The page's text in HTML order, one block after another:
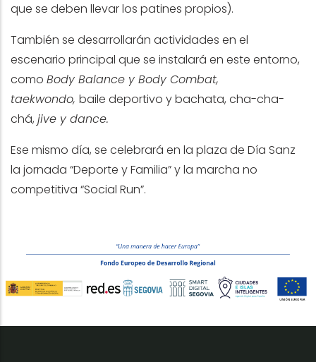
que se deben llevar los patines propios).
También se desarrollarán actividades en el
escenario principal que se instalará en este entorno,
como Body Balance y Body Combat,
taekwondo, baile deportivo y bachata, cha-cha-
chá, jive y dance.
Ese mismo día, se celebrará en la plaza de Día Sanz
la jornada “Deporte y Familia” y la marcha no
competitiva “Social Run”.